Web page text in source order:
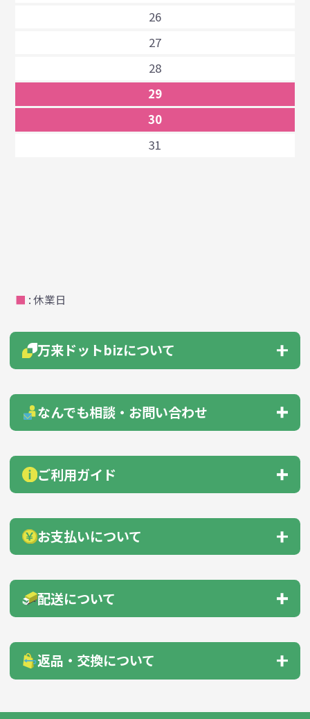
26
27
28
29
30
31
■ : 休業日
万来ドットbizについて
会社概要 はじめての方へ
よくあるご質問
なんでも相談・お問い合わせ
総合お問い合わせ 見積もりサポート
お急ぎ在庫確認依頼 サンプル貸出依頼
無料カタログ送付
ご利用ガイド
納品までの流れ 会員登録のすすめ
自動見積機能 商品の選び方
のし・包装
名入れガイド 印刷方法について
お支払いについて
下記のいずれかの方法をお支払いください。
● 前払い（銀行振込・郵便振替）
配送について
配送先1箇所につき、30,000円以上（税抜）のご注文
で送料無料！
返品・交換について